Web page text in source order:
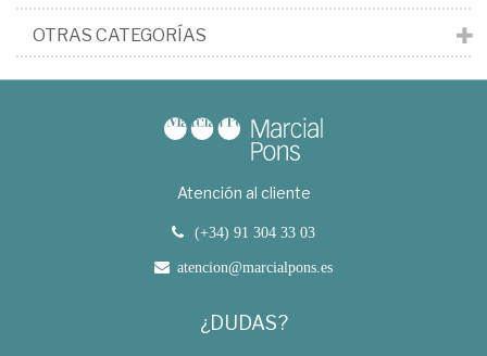
OTRAS CATEGORÍAS
Atención al cliente
(+34) 91 304 33 03
atencion@marcialpons.es
¿DUDAS?